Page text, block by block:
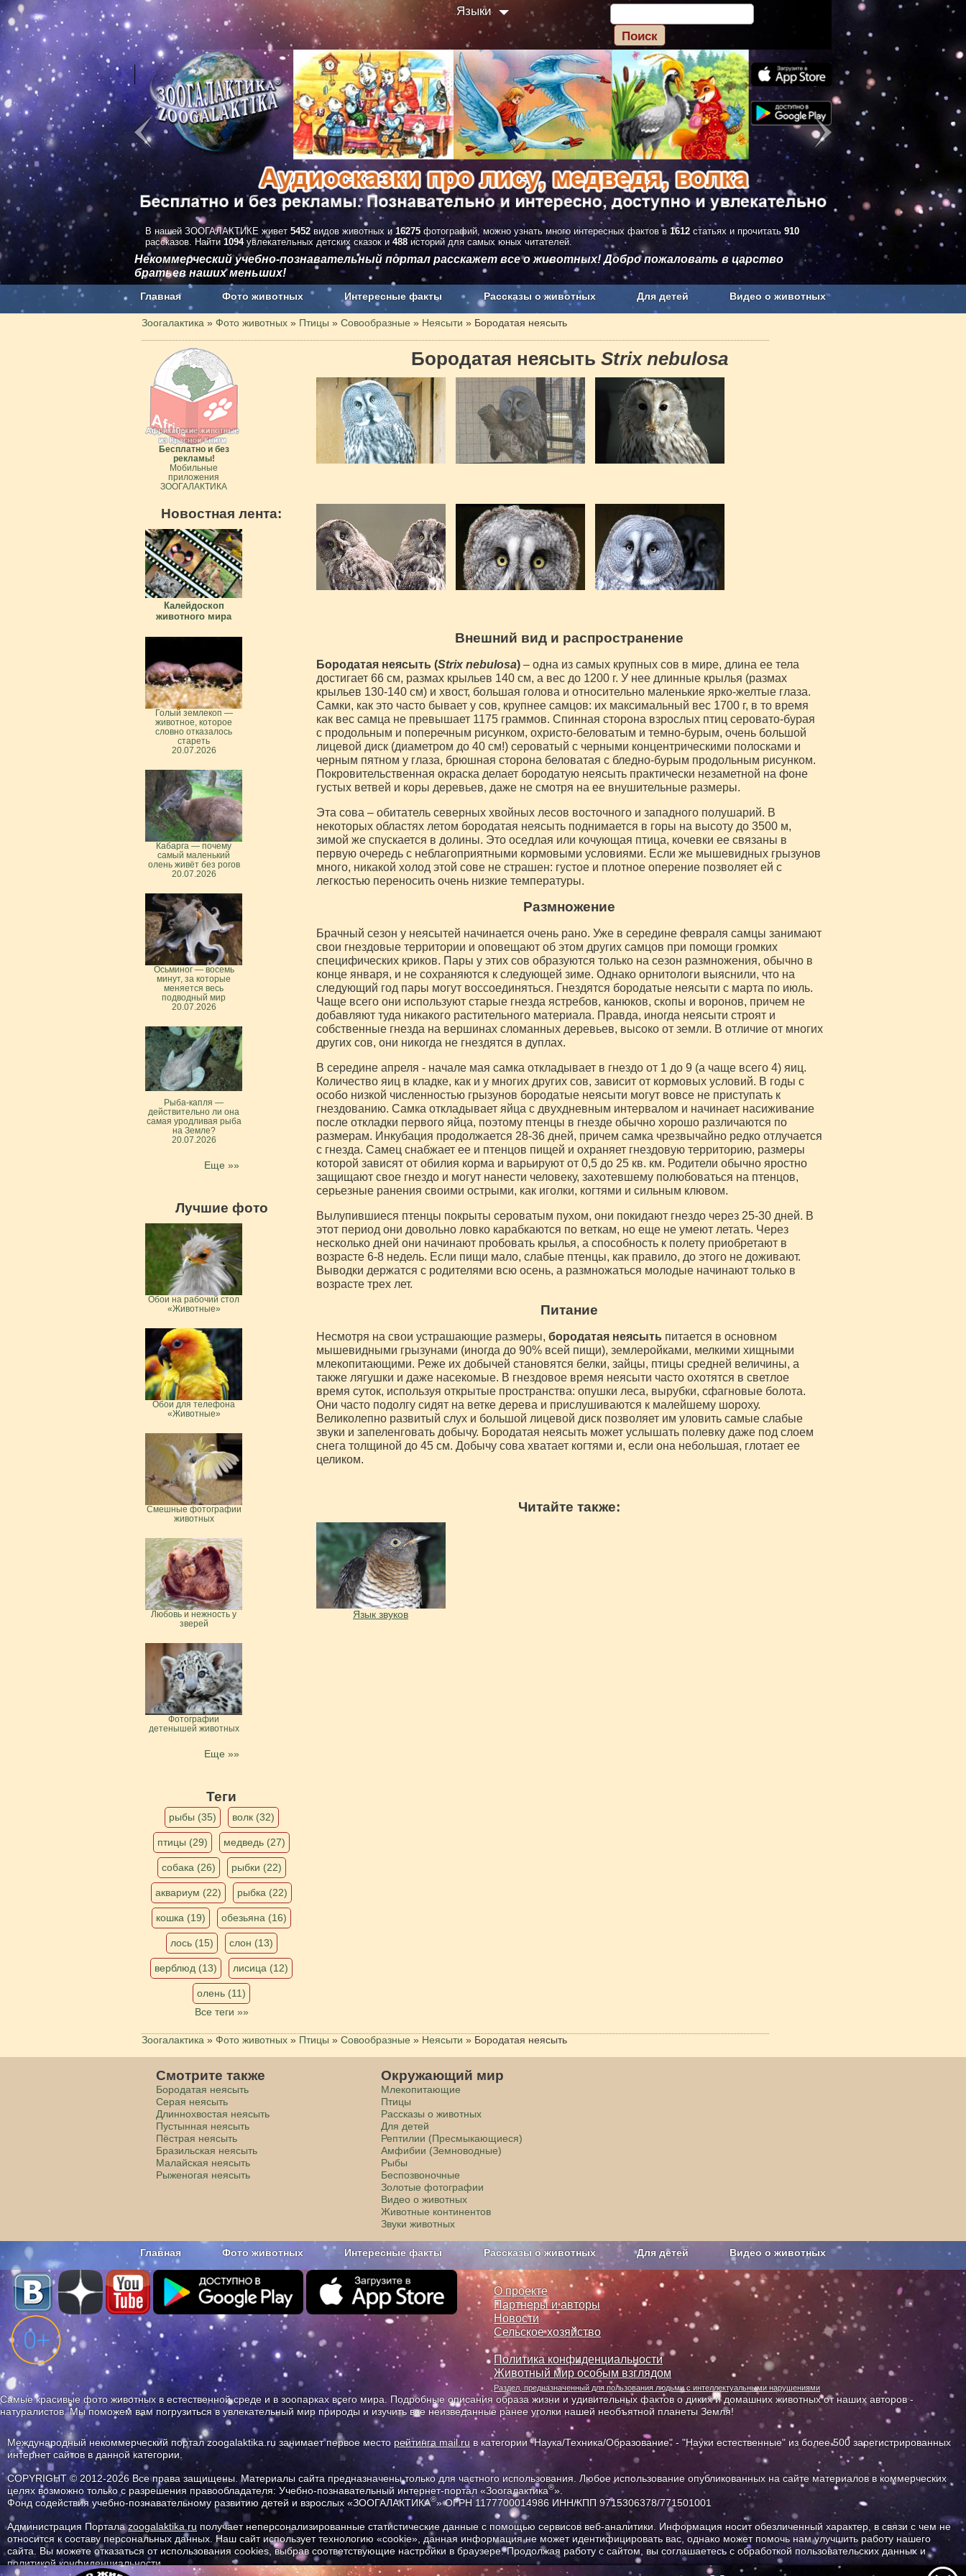
Языки
В нашей ЗООГАЛАКТИКЕ живет 5452 видов животных и 16275 фотографий, можно узнать много интересных фактов в 1612 статьях и прочитать 910
рассказов. Найти 1094увлекательных детских сказок и 488 историй для самых юных читателей.
Некоммерческий учебно-познавательный портал расскажет все о животных! Добро пожаловать в царство
братьев наших меньших!
Главная Фото животных Интересные факты Рассказы о животных Для детей Видео о животных
Наши приложения. Бесплатно и без рекламы О проекте
Зоогалактика » Фото животных » Птицы » Совообразные » Неясыти » Бородатая неясыть
Бородатая неясыть Strix nebulosa
Внешний вид и распространение
Бородатая неясыть (Strix nebulosa)– одна из самых крупных сов в мире, длина ее тела
достигает 66 см, размах крыльев 140 см, а вес до 1200 г. У нее длинные крылья (размах
крыльев 130-140 см) и хвост, большая голова и относительно маленькие ярко-желтые глаза.
Самки, как это часто бывает у сов, крупнее самцов: их максимальный вес 1700 г, в то время
как вес самца не превышает 1175 граммов. Спинная сторона взрослых птиц серовато-бурая
с продольным и поперечным рисунком, охристо-беловатым и темно-бурым, очень большой
лицевой диск (диаметром до 40 см!) сероватый с черными концентрическими полосками и
черным пятном у глаза, брюшная сторона беловатая с бледно-бурым продольным рисунком.
Покровительственная окраска делает бородатую неясыть практически незаметной на фоне
густых ветвей и коры деревьев, даже не смотря на ее внушительные размеры.
Эта сова – обитатель северных хвойных лесов восточного и западного полушарий. В
некоторых областях летом бородатая неясыть поднимается в горы на высоту до 3500 м,
зимой же спускается в долины. Это оседлая или кочующая птица, кочевки ее связаны в
первую очередь с неблагоприятными кормовыми условиями. Если же мышевидных грызунов
много, никакой холод этой сове не страшен: густое и плотное оперение позволяет ей с
легкостью переносить очень низкие температуры.
Размножение
Брачный сезон у неясытей начинается очень рано. Уже в середине февраля самцы занимают
свои гнездовые территории и оповещают об этом других самцов при помощи громких
специфических криков. Пары у этих сов образуются только на сезон размножения, обычно в
конце января, и не сохраняются к следующей зиме. Однако орнитологи выяснили, что на
следующий год пары могут воссоединяться. Гнездятся бородатые неясыти с марта по июль.
Чаще всего они используют старые гнезда ястребов, канюков, скопы и воронов, причем не
добавляют туда никакого растительного материала. Правда, иногда неясыти строят и
собственные гнезда на вершинах сломанных деревьев, высоко от земли. В отличие от многих
других сов, они никогда не гнездятся в дуплах.
В середине апреля - начале мая самка откладывает в гнездо от 1 до 9 (а чаще всего 4) яиц.
Количество яиц в кладке, как и у многих других сов, зависит от кормовых условий. В годы с
особо низкой численностью грызунов бородатые неясыти могут вовсе не приступать к
гнездованию. Самка откладывает яйца с двухдневным интервалом и начинает насиживание
после откладки первого яйца, поэтому птенцы в гнезде обычно хорошо различаются по
размерам. Инкубация продолжается 28-36 дней, причем самка чрезвычайно редко отлучается
с гнезда. Самец снабжает ее и птенцов пищей и охраняет гнездовую территорию, размеры
которой зависят от обилия корма и варьируют от 0,5 до 25 кв. км. Родители обычно яростно
защищают свое гнездо и могут нанести человеку, захотевшему полюбоваться на птенцов,
серьезные ранения своими острыми, как иголки, когтями и сильным клювом.
Вылупившиеся птенцы покрыты сероватым пухом, они покидают гнездо через 25-30 дней. В
этот период они довольно ловко карабкаются по веткам, но еще не умеют летать. Через
несколько дней они начинают пробовать крылья, а способность к полету приобретают в
возрасте 6-8 недель. Если пищи мало, слабые птенцы, как правило, до этого не доживают.
Выводки держатся с родителями всю осень, а размножаться молодые начинают только в
возрасте трех лет.
Питание
Несмотря на свои устрашающие размеры, бородатая неясыть питается в основном
мышевидными грызунами (иногда до 90% всей пищи), землеройками, мелкими хищными
млекопитающими. Реже их добычей становятся белки, зайцы, птицы средней величины, а
также лягушки и даже насекомые. В гнездовое время неясыти часто охотятся в светлое
время суток, используя открытые пространства: опушки леса, вырубки, сфагновые болота.
Они часто подолгу сидят на ветке дерева и прислушиваются к малейшему шороху.
Великолепно развитый слух и большой лицевой диск позволяет им уловить самые слабые
звуки и запеленговать добычу. Бородатая неясыть может услышать полевку даже под слоем
снега толщиной до 45 см. Добычу сова хватает когтями и, если она небольшая, глотает ее
целиком.
Читайте также:
Язык звуков
Бесплатно и без
рекламы!
Мобильные
приложения
ЗООГАЛАКТИКА
Новостная лента:
Калейдоскоп
животного мира
Голый землекоп —
животное, которое
словно отказалось
стареть
20.07.2026
Кабарга — почему
самый маленький
олень живёт без рогов
20.07.2026
Осьминог — восемь
минут, за которые
меняется весь
подводный мир
20.07.2026
Рыба-капля —
действительно ли она
самая уродливая рыба
на Земле?
20.07.2026
Еще »»
Лучшие фото
Обои на рабочий стол
«Животные»
Обои для телефона
«Животные»
Смешные фотографии
животных
Любовь и нежность у
зверей
Фотографии
детенышей животных
Еще »»
Теги
рыбы (35) волк (32)
птицы (29) медведь (27)
собака (26) рыбки (22)
аквариум (22) рыбка (22)
кошка (19) обезьяна (16)
лось (15) слон (13)
верблюд (13) лисица (12)
олень (11)
Все теги »»
Зоогалактика » Фото животных » Птицы » Совообразные » Неясыти » Бородатая неясыть
Смотрите также
Бородатая неясыть
Серая неясыть
Длиннохвостая неясыть
Пустынная неясыть
Пёстрая неясыть
Бразильская неясыть
Малайская неясыть
Рыженогая неясыть
Окружающий мир
Млекопитающие
Птицы
Рассказы о животных
Для детей
Рептилии (Пресмыкающиеся)
Амфибии (Земноводные)
Рыбы
Беспозвоночные
Золотые фотографии
Видео о животных
Животные континентов
Звуки животных
Главная Фото животных Интересные факты Рассказы о животных Для детей Видео о животных
Наши приложения. Бесплатно и без рекламы О проекте Сельское хозяйство
О проекте
Партнеры и авторы
Новости
Сельское хозяйство
Политика конфиденциальности
Животный мир особым взглядом
Раздел, предназначенный для пользования людьми с интеллектуальными нарушениями
Самые красивые фото животных в естественной среде и в зоопарках всего мира. Подробные описания образа жизни и удивительных фактов о диких и домашних животных от наших авторов -
натуралистов. Мы поможем вам погрузиться в увлекательный мир природы и изучить все неизведанные ранее уголки нашей необъятной планеты Земля!
Международный некоммерческий портал zoogalaktika.ru занимает первое место рейтинга mail.ru в категории "Наука/Техника/Образование" - "Науки естественные" из более 500 зарегистрированных
интернет сайтов в данной категории.
COPYRIGHT © 2012-2026 Все права защищены. Материалы сайта предназначены только для частного использования. Любое использование опубликованных на сайте материалов в коммерческих
целях возможно только с разрешения правообладателя: Учебно-познавательный интернет-портал «Зоогалактика®».
Фонд содействия учебно-познавательному развитию детей и взрослых «ЗООГАЛАКТИКА®» ОГРН 1177700014986 ИНН/КПП 9715306378/771501001
Администрация Порталаzoogalaktika.ru получает неперсонализированные статистические данные с помощью сервисов веб-аналитики. Информация носит обезличенный характер, в связи с чем не
относится к составу персональных данных. Наш сайт использует технологию «cookie», данная информация не может идентифицировать вас, однако может помочь нам улучшить работу нашего
сайта. Вы можете отказаться от использования cookies, выбрав соответствующие настройки в браузере. Продолжая работу с сайтом, вы соглашаетесь с обработкой пользовательских данных и
политикой конфиденциальности.